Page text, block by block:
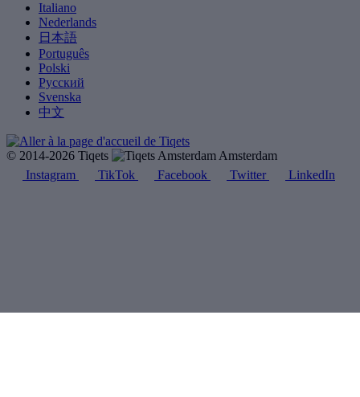
Italiano
Nederlands
日本語
Português
Polski
Русский
Svenska
中文
© 2014-2026 Tiqets
Amsterdam
Instagram
TikTok Facebook Twitter LinkedIn